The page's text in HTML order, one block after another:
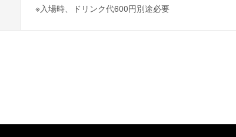
※入場時、ドリンク代600円別途必要